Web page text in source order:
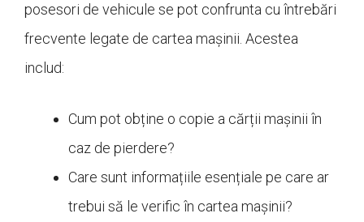
posesori de vehicule se pot confrunta cu întrebări
frecvente legate de cartea mașinii. Acestea
includ:
Cum pot obține o copie a cărții mașinii în
caz de pierdere?
Care sunt informațiile esențiale pe care ar
trebui să le verific în cartea mașinii?